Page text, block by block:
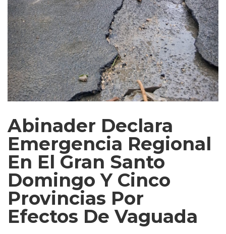
Abinader Declara
Emergencia Regional
En El Gran Santo
Domingo Y Cinco
Provincias Por
Efectos De Vaguada